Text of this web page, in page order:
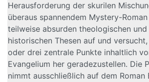
Herausforderung der skurilen
überaus spannendem Mystery-
teilweise absurden theologischen und
historischen Thesen auf und
oder drei zentrale Punkte inhaltlich
Evangelium her geradezustellen. Die
nimmt ausschließlich auf dem Roman